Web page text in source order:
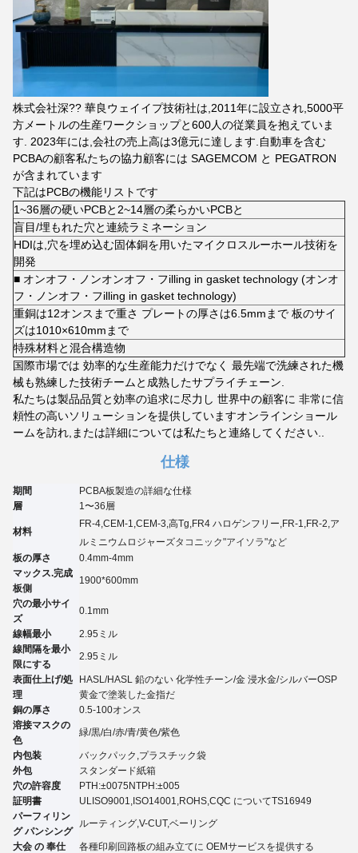
株式会社深?? 華良ウェイイプ技術社は,2011年に設立され,5000平
方メートルの生産ワークショップと600人の従業員を抱えていま
す. 2023年には,会社の売上高は3億元に達します.自動車を含む
PCBAの顧客私たちの協力顧客には SAGEMCOM と PEGATRON
が含まれています
下記はPCBの機能リストです
1~36層の硬いPCBと2~14層の柔らかいPCBと
盲目/埋もれた穴と連続ラミネーション
HDIは,穴を埋め込む固体銅を用いたマイクロスルーホール技術を
開発
■ オンオフ・ノンオンオフ・フilling in gasket technology (オンオ
フ・ノンオフ・フilling in gasket technology)
重銅は12オンスまで重さ プレートの厚さは6.5mmまで 板のサイ
ズは1010×610mmまで
特殊材料と混合構造物
国際市場では 効率的な生産能力だけでなく 最先端で洗練された機
械も熟練した技術チームと成熟したサプライチェーン.
私たちは製品品質と効率の追求に尽力し 世界中の顧客に 非常に信
頼性の高いソリューションを提供していますオンラインショール
ームを訪れ,または詳細については私たちと連絡してください..
仕様
期間
PCBA板製造の詳細な仕様
層
1〜36層
材料
FR-4,CEM-1,CEM-3,高Tg,FR4 ハロゲンフリー,FR-1,FR-2,ア
ルミニウム ロジャーズタコニック"アイソラ"など
板の厚さ
0.4mm-4mm
マックス.完成
板側
1900*600mm
穴の最小サイ
ズ
0. 1 mm
線幅最小 2.95 ミル
線間隔を最小
限にする
2.95 ミル
表面仕上げ/処
理
HASL/HASL 鉛のない 化学性チーン/金 浸水金/シルバーOSP
黄金で塗装した金指だ
銅の厚さ
0.5-100オンス
溶接マスクの
色
緑/黒/白/赤/青/黄色/紫色
内包装
バックパック,プラスチック袋
外包
スタンダード紙箱
穴の許容度
PTH:±0075NTPH:±005
証明書
UL ISO9001,ISO14001,ROHS,CQC についてTS16949
パーフィリン
グ パンシング
ルーティング,V-CUT,ベーリング
大会 の 奉仕 各種印刷回路板の組み立てに OEMサービスを提供する